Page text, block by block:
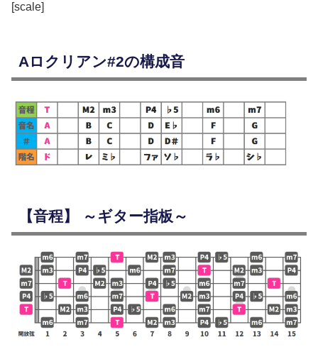
[scale]
Aロクリアン#2の構成音
【音程】 ～ギター指板～